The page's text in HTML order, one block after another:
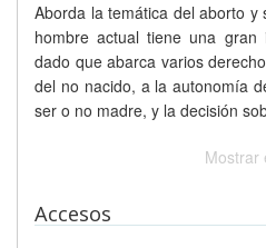
Aborda la temática del aborto y
hombre actual tiene una gran
dado que abarca varios
del no nacido, a la autonomía
ser o no madre, y la decisión
Mostrar
Accesos